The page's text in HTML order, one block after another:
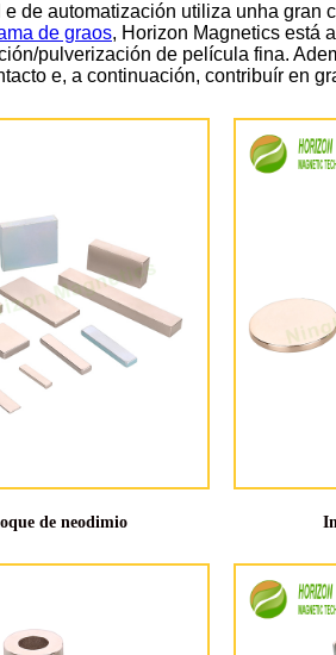
de automatización utiliza unha gran
de graos, Horizon Magnetics está
pulverización de película fina.
e, a continuación, contribuír en
de neodimio